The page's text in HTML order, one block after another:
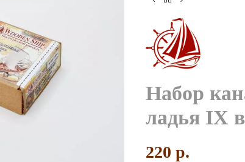
Набор
ладья IX
220 p.